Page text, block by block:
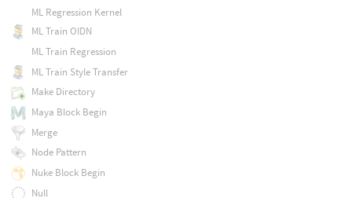
ML Regression Kernel
ML Train OIDN
ML Train Regression
ML Train Style Transfer
Make Directory
Maya Block Begin
Merge
Node Pattern
Nuke Block Begin
Null